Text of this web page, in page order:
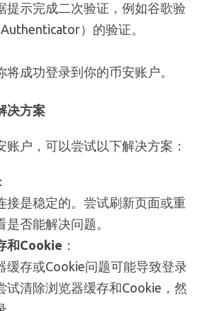
提示完成二次验证，例如谷歌验
）的验证。
将成功登录到你的币安账户。
决方案
户，可以尝试以下解决方案：
接是稳定的。尝试刷新页面或重
是否能解决问题。
和Cookie ：
缓存或Cookie问题可能导致登录
试清除浏览器缓存和Cookie，然